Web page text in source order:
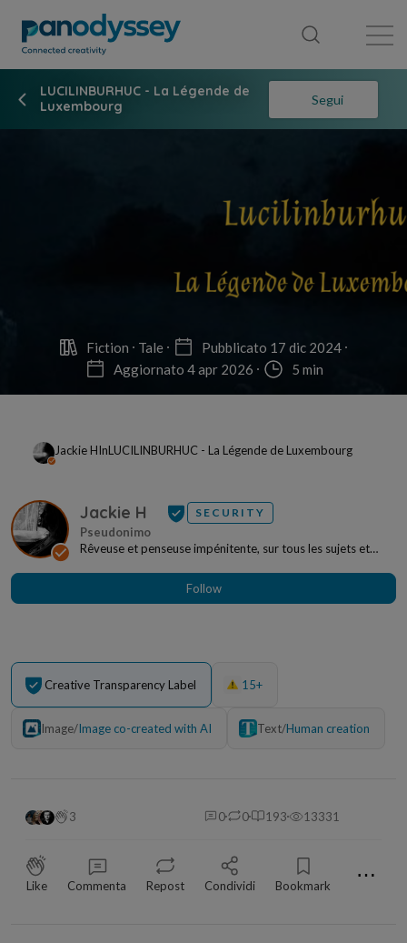
LUCILINBURHUC - La Légende de
Luxembourg
Segui
Fiction Tale
Pubblicato 17 dic 2024
Aggiornato 4 apr 2026
5 min
Jackie HInLUCILINBURHUC - La Légende de Luxembourg
Jackie H SECURITY
Rêveuse et penseuse impénitente, sur tous les sujets et
Follow
Creative Transparency Label 15+
Image/Image co-created with AI Text/Human creation
3 0 0 193 13331
Like Commenta Repost Condividi Bookmark ⋯